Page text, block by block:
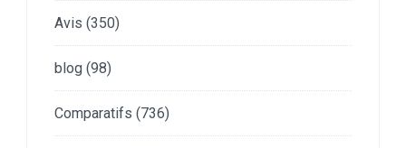
Avis (350)
blog (98)
Comparatifs (736)